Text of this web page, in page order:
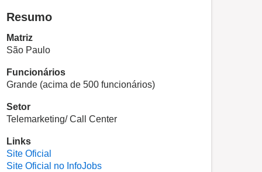
Resumo
Matriz
São Paulo
Funcionários
Grande (acima de 500 funcionários)
Setor
Telemarketing/ Call Center
Links
Site Oficial
Site Oficial no InfoJobs